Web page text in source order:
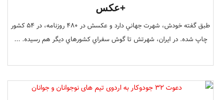
+عكس
طبق گفته خودش، شهرت جهاني دارد و عكسش در 480 روزنامه، در 54 كشور
چاپ شده. در ايران، شهرتش تا گوش سفراي كشورهاي ديگر هم رسيده. ...